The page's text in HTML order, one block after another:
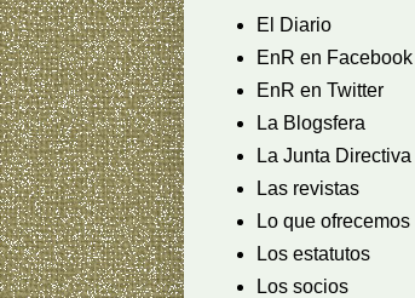
El Diario
EnR en Facebook
EnR en Twitter
La Blogsfera
La Junta Directiva
Las revistas
Lo que ofrecemos
Los estatutos
Los socios